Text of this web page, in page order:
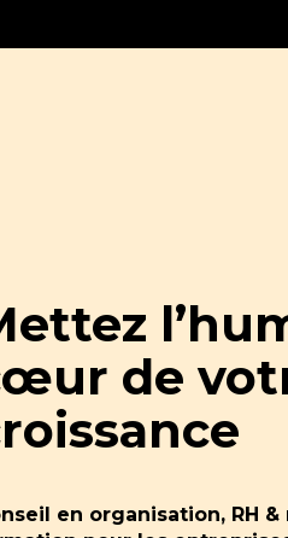
de
en organisation, RH